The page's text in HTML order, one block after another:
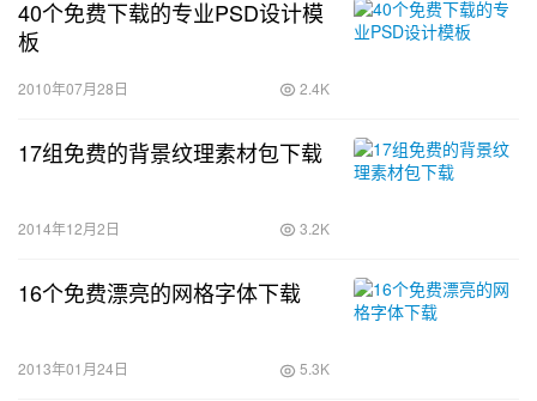
40个免费下载的专业PSD设计模
板
2010年07月28日 2.4K
17组免费的背景纹理素材包下载
2014年12月2日 3.2K
16个免费漂亮的网格字体下载
2013年01月24日 5.3K